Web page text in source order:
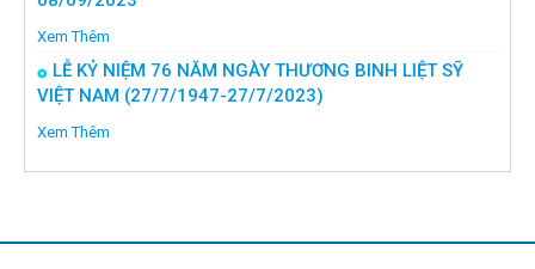
Xem Thêm
LỄ KỶ NIỆM 76 NĂM NGÀY THƯƠNG BINH LIỆT SỸ
VIỆT NAM (27/7/1947-27/7/2023)
Xem Thêm